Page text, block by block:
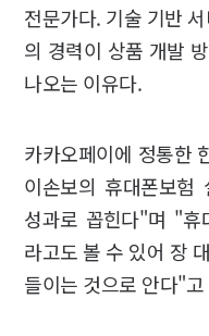
전문가다. 기술 기반
의 경력이 상품 개발
나오는 이유다.
카카오페이에 정통한
이손보의 휴대폰보험
성과로 꼽힌다"며 "휴
라고도 볼 수 있어 장
들이는 것으로 안다"